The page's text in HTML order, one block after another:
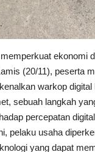
ekonomi
(20/11), peserta
warkop
sebuah langkah
percepatan
pelaku usaha
yang dapat